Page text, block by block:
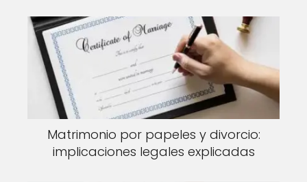
Matrimonio por papeles y divorcio:
implicaciones legales explicadas